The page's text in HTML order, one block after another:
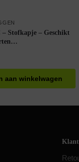
– Stofkapje – Geschikt
Laptop – Rood
aan winkelwagen